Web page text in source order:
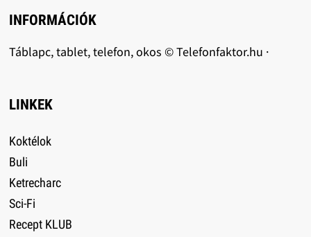
INFORMÁCIÓK
Táblapc, tablet, telefon, okos © Telefonfaktor.hu ·
LINKEK
Koktélok
Buli
Ketrecharc
Sci-Fi
Recept KLUB